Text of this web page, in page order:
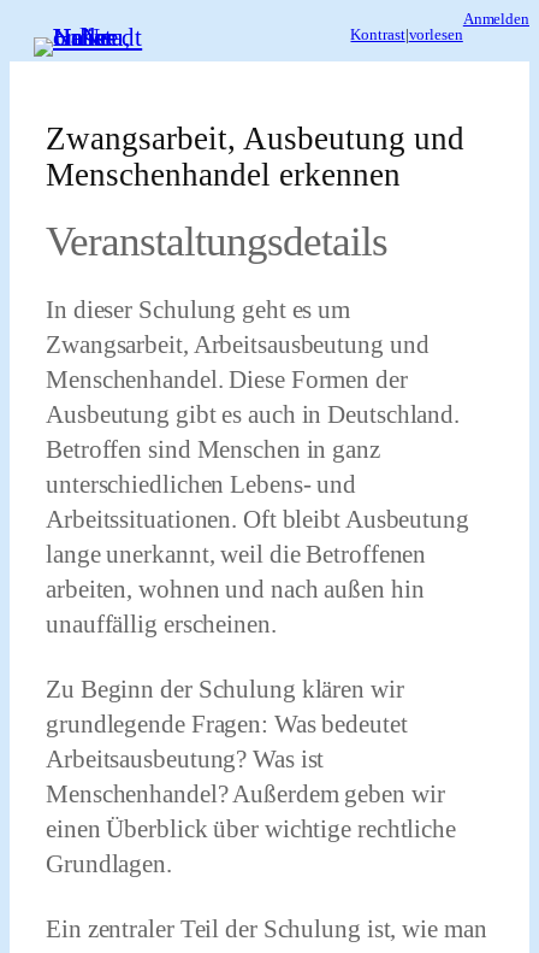
Zum
Inhalt
Kontrast|vorlesen
Anmelden
Zwangsarbeit, Ausbeutung und
Menschenhandel erkennen
Veranstaltungsdetails
In dieser Schulung geht es um
Zwangsarbeit, Arbeitsausbeutung und
Menschenhandel. Diese Formen der
Ausbeutung gibt es auch in Deutschland.
Betroffen sind Menschen in ganz
unterschiedlichen Lebens- und
Arbeitssituationen. Oft bleibt Ausbeutung
lange unerkannt, weil die Betroffenen
arbeiten, wohnen und nach außen hin
unauffällig erscheinen.
Zu Beginn der Schulung klären wir
grundlegende Fragen: Was bedeutet
Arbeitsausbeutung? Was ist
Menschenhandel? Außerdem geben wir
einen Überblick über wichtige rechtliche
Grundlagen.
Ein zentraler Teil der Schulung ist, wie man